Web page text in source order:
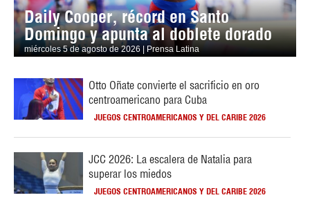
Daily Cooper, récord en Santo
Domingo y apunta al doblete dorado
miércoles 5 de agosto de 2026 | Prensa Latina
Otto Oñate convierte el sacrificio en oro
centroamericano para Cuba
JUEGOS CENTROAMERICANOS Y DEL CARIBE 2026
JCC 2026: La escalera de Natalia para
superar los miedos
JUEGOS CENTROAMERICANOS Y DEL CARIBE 2026